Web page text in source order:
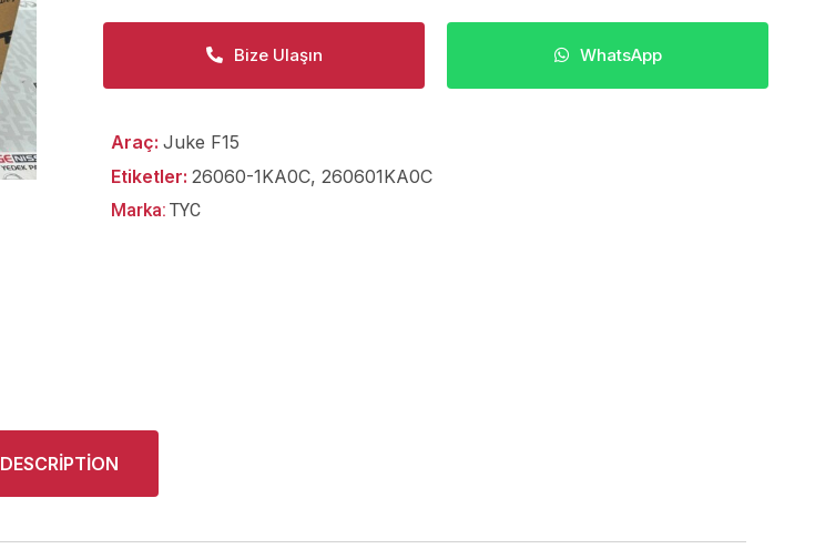
Bize Ulaşın WhatsApp
Araç: Juke F15
Etiketler: 26060-1KA0C, 260601KA0C
Marka: TYC
DESCRIPTION